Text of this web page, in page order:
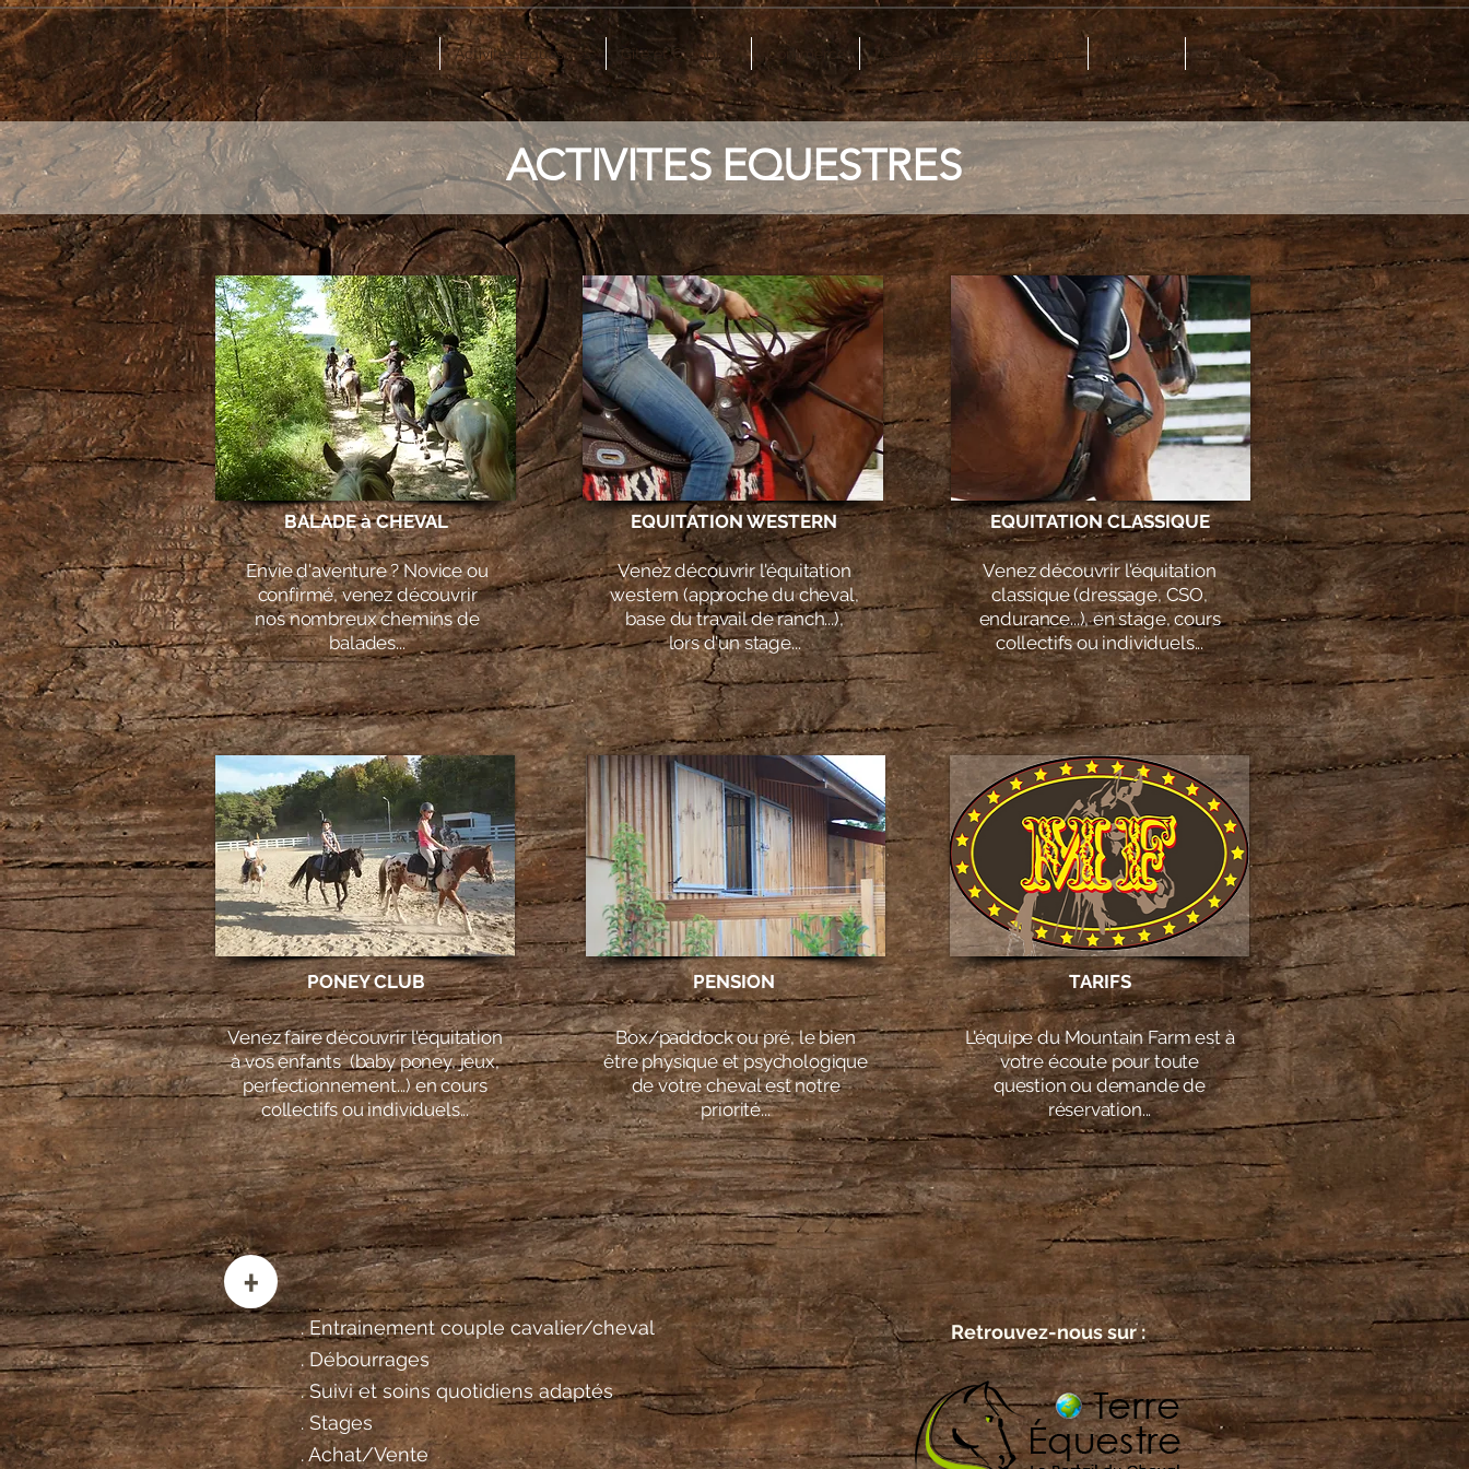
MOUNTAIN FARM
Le cheval, notre métier
Accueil Activités Equestres Gîte et Camping Commerce LeaderSheep Eco-pâturage Transport Contact
ACTIVITES EQUESTRES
BALADE à CHEVAL
Envie d'aventure ? Novice ou
confirmé, venez découvrir
nos nombreux chemins de
balades...
EQUITATION WESTERN
Venez découvrir l'équitation
western (approche du cheval,
base du travail de ranch...),
lors d'un stage...
EQUITATION CLASSIQUE
Venez découvrir l'équitation
classique (dressage, CSO,
endurance...), en stage, cours
collectifs ou individuels...
PONEY CLUB
Venez faire découvrir l'équitation
à vos enfants (baby poney, jeux,
perfectionnement...) en cours
collectifs ou individuels...
PENSION
Box/paddock ou pré, le bien
être physique et psychologique
de votre cheval est notre
priorité...
TARIFS
L'équipe du Mountain Farm est à
votre écoute pour toute
question ou demande de
réservation...
+
. Entrainement couple cavalier/cheval
. Débourrages
. Suivi et soins quotidiens adaptés
. Stages
. Achat/Vente
Retrouvez-nous sur :